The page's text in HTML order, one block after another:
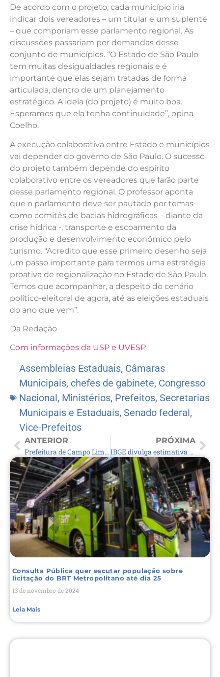
De acordo com o projeto, cada município iria
indicar dois vereadores – um titular e um suplente
– que comporiam esse parlamento regional. As
discussões passariam por demandas desse
conjunto de municípios. “O Estado de São Paulo
tem muitas desigualdades regionais e é
importante que elas sejam tratadas de forma
articulada, dentro de um planejamento
estratégico. A ideia (do projeto) é muito boa.
Esperamos que ela tenha continuidade”, opina
Coelho.
A execução colaborativa entre Estado e municípios
vai depender do governo de São Paulo. O sucesso
do projeto também depende do espírito
colaborativo entre os vereadores que farão parte
desse parlamento regional. O professor aponta
que o parlamento deve ser pautado por temas
como comitês de bacias hidrográficas – diante da
crise hídrica -, transporte e escoamento da
produção e desenvolvimento econômico pelo
turismo. “Acredito que esse primeiro desenho seja
um passo importante para termos uma estratégia
proativa de regionalização no Estado de São Paulo.
Temos que acompanhar, a despeito do cenário
político-eleitoral de agora, até as eleições estaduais
do ano que vem”.
Da Redação
Com informações da USP e UVESP
Assembleias Estaduais, Câmaras
Municipais, chefes de gabinete, Congresso
Nacional, Ministérios, Prefeitos, Secretarias
Municipais e Estaduais, Senado federal,
Vice-Prefeitos
ANTERIOR
Prefeitura de Campo Limpo Paulista inova com Pró-Educa
PRÓXIMA
IBGE divulga estimativa da população dos municípios para 2021
Consulta Pública quer escutar população sobre
licitação do BRT Metropolitano até dia 25
13 de novembro de 2024
Leia Mais